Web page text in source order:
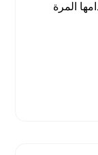
المرة